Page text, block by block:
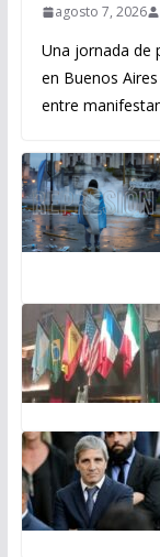
agosto 7, 2026
Una jornada de
en Buenos
entre